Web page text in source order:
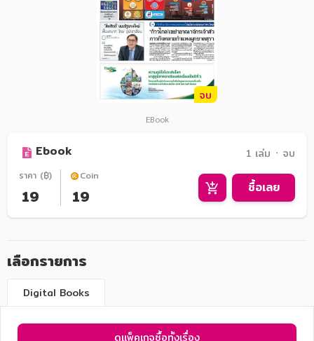
จบ
EBook
Ebook 1 เล่ม ᛫ จบ
ราคา (฿)
19
Coin
19 ซื้อเลย
เลือกรายการ
Digital Books
ดูแพ็คเกจซื้อทั้งเรื่อง